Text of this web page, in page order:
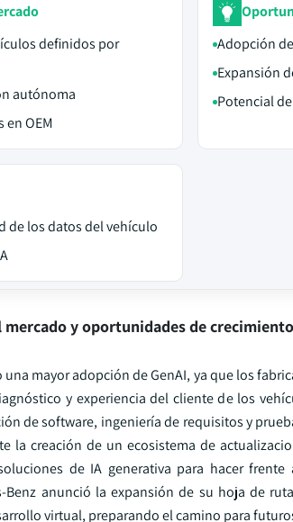
definidos por
autónoma
OEM
Adopción
Expansión
Potencial
de los datos del vehículo
y oportunidades de crecimiento
mayor adopción de GenAI, ya que los
y experiencia del cliente de los
de software, ingeniería de requisitos y
la creación de un ecosistema de
de IA generativa para hacer
Benz anunció la expansión de su hoja de
virtual, preparando el camino para